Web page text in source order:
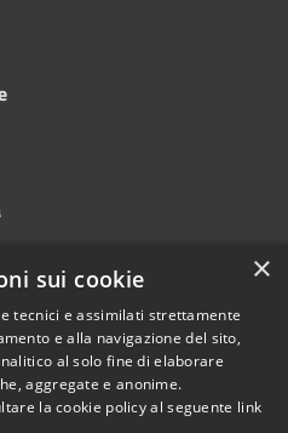
Copyright © 2024 •
Comune diGrottaminarda
• Powered byMunicipium
•Redazione
×
sui cookie
tecnici e assimilati strettamente
e alla navigazione del sito,
al solo fine di elaborare
aggregate e anonime.
la cookie policy al seguente link